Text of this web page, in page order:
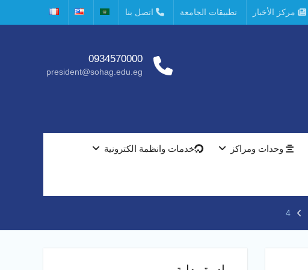
مركز الأخبار تطبيقات الجامعة اتصل بنا
0934570000
president@sohag.edu.eg
وحدات ومراكز خدمات وانظمة الكترونية
4